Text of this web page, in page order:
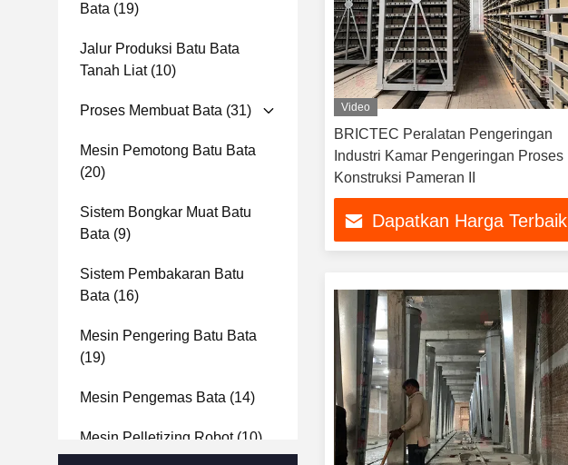
Bata (19)
Jalur Produksi Batu Bata
Tanah Liat(10)
Proses Membuat Bata (31)
Mesin Pemotong Batu Bata
(20)
Sistem Bongkar Muat Batu
Bata (9)
Sistem Pembakaran Batu
Bata (16)
Mesin Pengering Batu Bata
(19)
Mesin Pengemas Bata (14)
Mesin Pelletizing Robot(10)
Video
BRICTEC Peralatan Pengeringan
Industri Kamar Pengeringan Proses
Konstruksi Pameran II
Dapatkan Harga Terbaik